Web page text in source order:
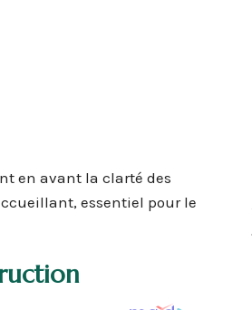
en avant la clarté des
essentiel pour le